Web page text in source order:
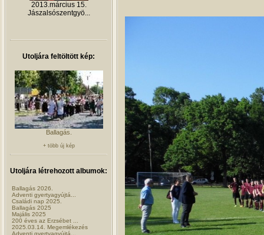
2013.március 15.
Jászalsószentgyö...
Utoljára feltöltött kép:
Ballagás.
+ több új kép
Utoljára létrehozott albumok:
Ballagás 2026.
Adventi gyertyagyújtá...
Családi nap 2025.
Ballagás 2025
Majális 2025
200 éves az Erzsébet ...
2025.03.14. Megemlékezés
Adventi gyertyagyújtá...